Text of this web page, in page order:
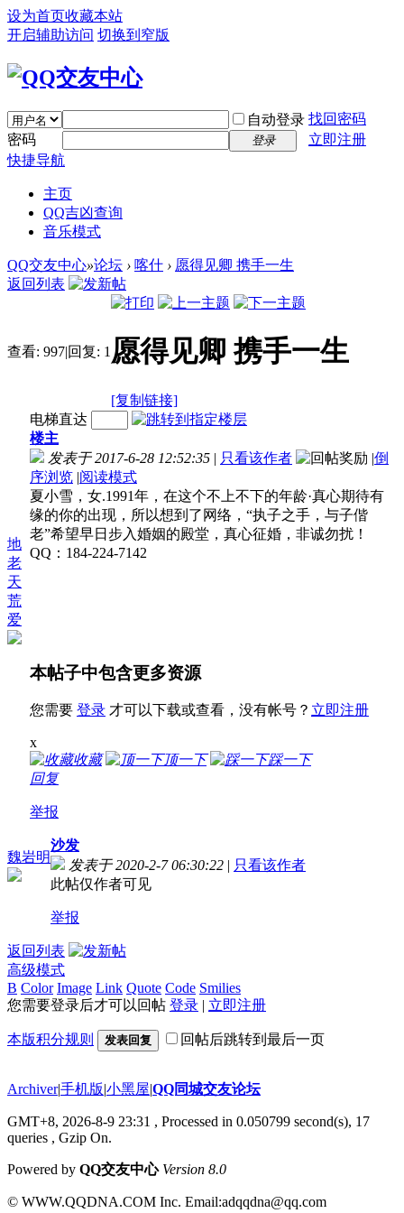
设为首页收藏本站
开启辅助访问 切换到窄版
自动登录 找回密码
密码
登录
立即注册
快捷导航
主页
QQ吉凶查询
音乐模式
QQ交友中心»论坛 › 喀什 › 愿得见卿 携手一生
返回列表
查看: 997|回复: 1 愿得见卿 携手一生
[复制链接]
地
老
天
荒
爱
电梯直达
楼主
发表于 2017-6-28 12:52:35 | 只看该作者 |倒
序浏览 |阅读模式
夏小雪，女.1991年，在这个不上不下的年龄·真心期待有
缘的你的出现，所以想到了网络，“执子之手，与子偕
老”希望早日步入婚姻的殿堂，真心征婚，非诚勿扰！
QQ：184-224-7142
本帖子中包含更多资源
您需要 登录 才可以下载或查看，没有帐号？ 立即注册
x
收藏
顶一下
踩一下
回复
举报
魏岩明
沙发
发表于 2020-2-7 06:30:22 | 只看该作者
此帖仅作者可见
举报
返回列表
高级模式
B Color Image Link Quote Code Smilies
您需要登录后才可以回帖 登录 | 立即注册
本版积分规则 发表回复 回帖后跳转到最后一页
Archiver|手机版|小黑屋|QQ同城交友论坛
GMT+8, 2026-8-9 23:31 , Processed in 0.050799 second(s), 17
queries , Gzip On.
Powered by QQ交友中心 Version 8.0
© WWW.QQDNA.COM Inc. Email:adqqdna@qq.com